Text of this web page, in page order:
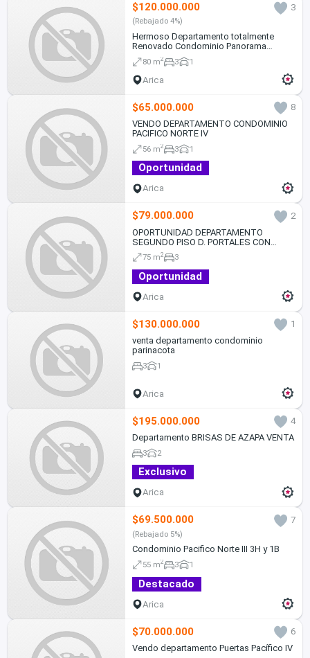
$120.000.000 3
(Rebajado 4%)
Hermoso Departamento totalmente
Renovado Condominio Panorama
Panorama Sector Sur de Arica
80 m2 3 1
Arica
$65.000.000
8
VENDO DEPARTAMENTO CONDOMINIO
PACIFICO NORTE IV
56 m2 3 1
Oportunidad
Arica
$79.000.000
2
OPORTUNIDAD DEPARTAMENTO
SEGUNDO PISO D. PORTALES CON
AZOLA
75 m2 3
Oportunidad
Arica
$130.000.000
1
venta departamento condominio
parinacota
3 1
Arica
$195.000.000
4
Departamento BRISAS DE AZAPA VENTA
3 2
Exclusivo
Arica
$69.500.000 7
(Rebajado 5%)
Condominio Pacifico Norte III 3H y 1B
55 m2 3 1
Destacado
Arica
$70.000.000
6
Vendo departamento Puertas Pacífico IV